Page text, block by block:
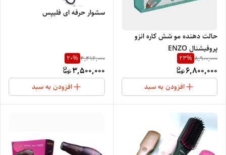
حالت دهنده مو شش کاره انزو
پروفیشنال ENZO
PROFESSIONAL ITALY EN-
750
8,900,000
23%
6,800,000
افزودن به سبد
سشوار حرفه ای فلیپس
4,416,000
20%
3,500,000
افزودن به سبد